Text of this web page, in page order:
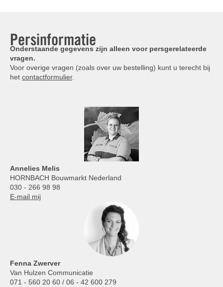
Persinformatie
Onderstaande gegevens zijn alleen voor persgerelateerde
vragen.
Voor overige vragen (zoals over uw bestelling) kunt u terecht bij
het contactformulier.
Annelies Melis
HORNBACH Bouwmarkt Nederland
030 - 266 98 98
E-mail mij
Fenna Zwerver
Van Hulzen Communicatie
071 - 560 20 60 / 06 - 42 600 279